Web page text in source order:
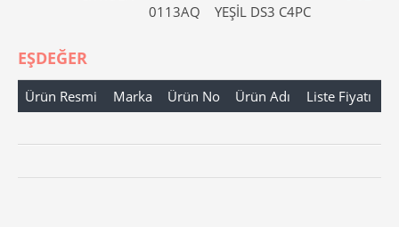
0113AQ
YEŞİL DS3 C4PC
EŞDEĞER
Ürün Resmi Marka Ürün No Ürün Adı Liste Fiyatı